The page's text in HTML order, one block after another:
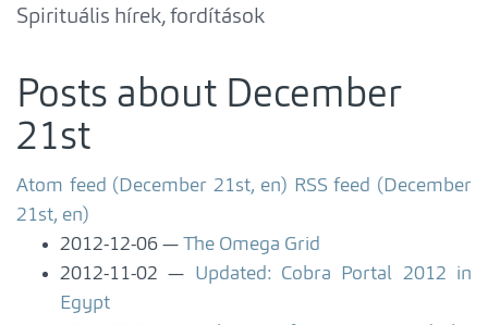
Spirituális hírek, fordítások
Posts about December
21st
Atom feed (December 21st, en) RSS feed (December
21st, en)
2012-12-06
The Omega Grid
2012-11-02
Updated: Cobra Portal 2012 in
Egypt